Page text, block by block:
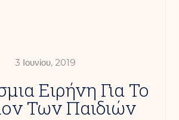
3 Ιουνίου, 2019
Ειρήνη Για Το
Των Παιδιών